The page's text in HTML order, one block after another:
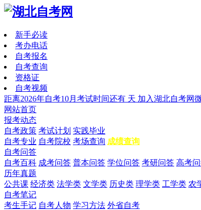
新手必读
考办电话
自考报名
自考查询
资格证
自考视频
距离2026年自考10月考试时间还有 天 加入湖北自考网
网站首页
报考动态
自考政策 考试计划 实践毕业
自考专业 自考院校 考场查询 成绩查询
自考问答
自考百科 成考问答 普本问答 学位问答 考研问答 高考
历年真题
公共课 经济类 法学类 文学类 历史类 理学类 工学类 农
自考笔记
考生手记 自考人物 学习方法 外省自考